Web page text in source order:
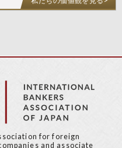
for foreign
and associate